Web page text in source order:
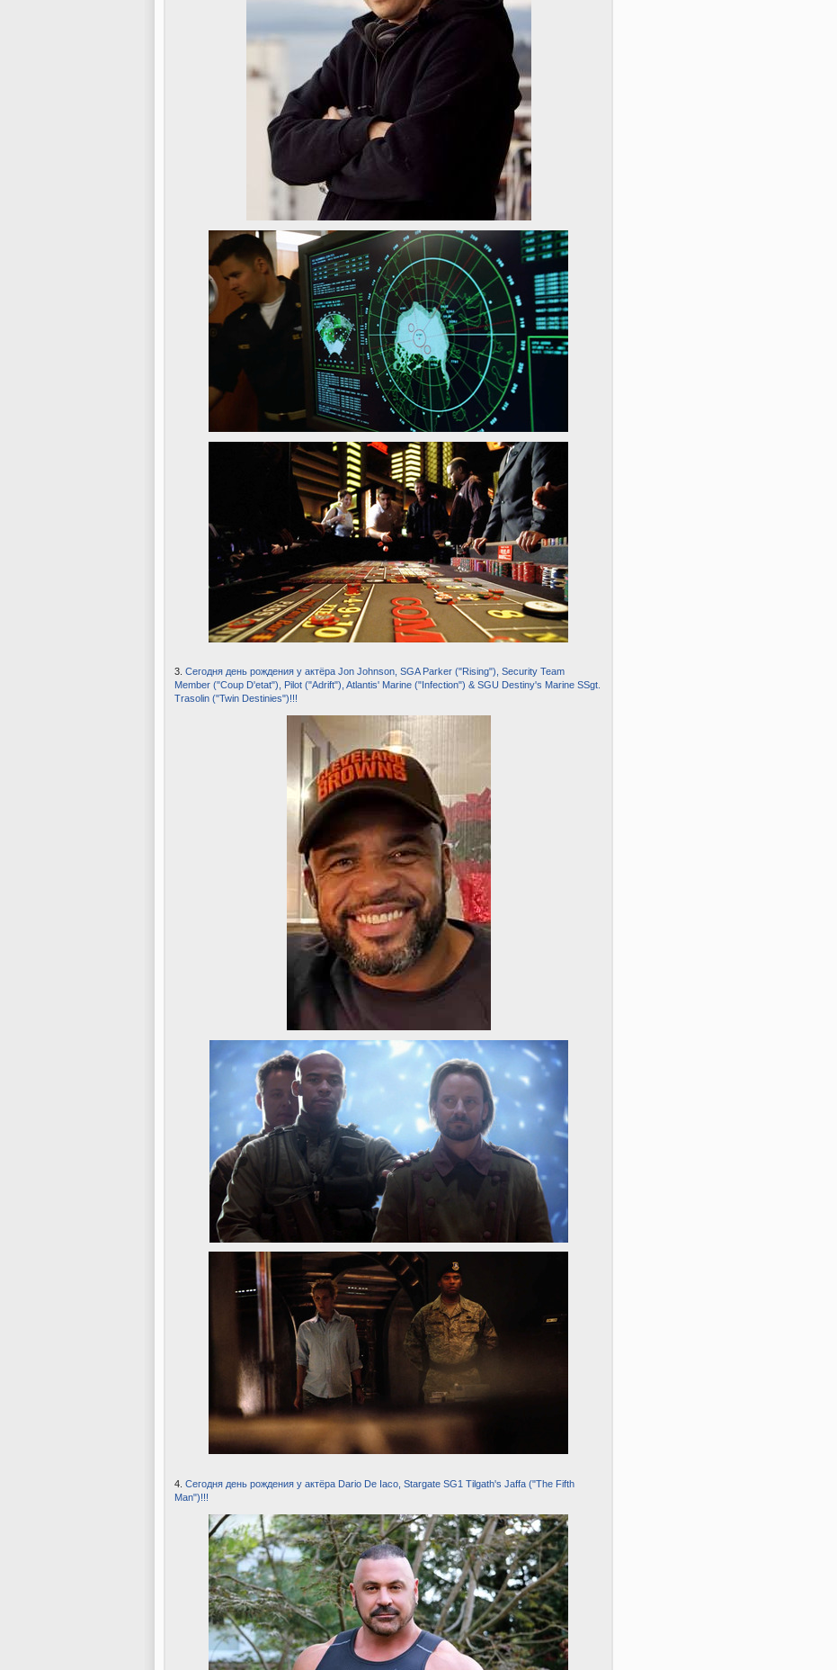
3. Сегодня день рождения у актёра Jon Johnson, SGA Parker ("Rising"), Security Team
Member ("Coup D'etat"), Pilot ("Adrift"), Atlantis' Marine ("Infection") & SGU Destiny's Marine SSgt.
Trasolin ("Twin Destinies")!!!
4. Сегодня день рождения у актёра Dario De Iaco, Stargate SG1 Tilgath's Jaffa ("The Fifth
Man")!!!